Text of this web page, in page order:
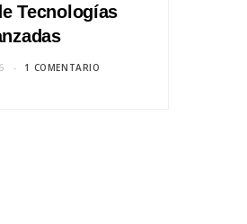
Tecnologías
1 COMENTARIO